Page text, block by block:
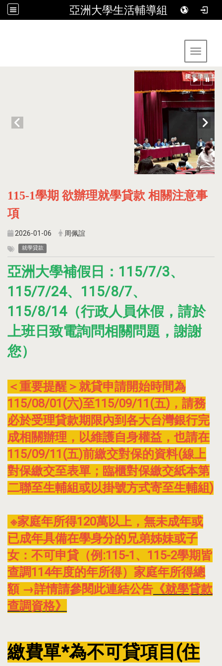
亞洲大學生活輔導組
Toggle
115-1學期 欲辦理就學貸款 相關注意事
項
2026-01-06 周佩誼
就學貸款
亞洲大學補假日：115/7/3、
115/7/24、115/8/7、
115/8/14（行政人員休假，請於
上班日致電詢問相關問題，謝謝
您）
＜重要提醒＞就貸申請開始時間為
115/08/01(六)至115/09/11(五)，請務
必於受理貸款期限內到各大台灣銀行完
成相關辦理，以維護自身權益，也請在
115/09/11(五)前繳交對保的資料(線上
對保繳交至表單；臨櫃對保繳交紙本第
二聯至生輔組或以掛號方式寄至生輔組)
※家庭年所得120萬以上，無未成年或
已成年具備在學身分的兄弟姊妹或子
女：不可申貸（例:115-1、115-2學期皆
查調114年度的年所得）家庭年所得總
額 →詳情請參閱此連結公告 《就學貸款
查調資格》
繳費單*為不可貸項目(住